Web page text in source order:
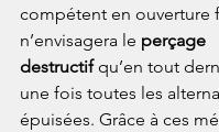
compétent en ouverture
n’envisagera le perçage
destructif qu’en tout
une fois toutes les
épuisées. Grâce à ces